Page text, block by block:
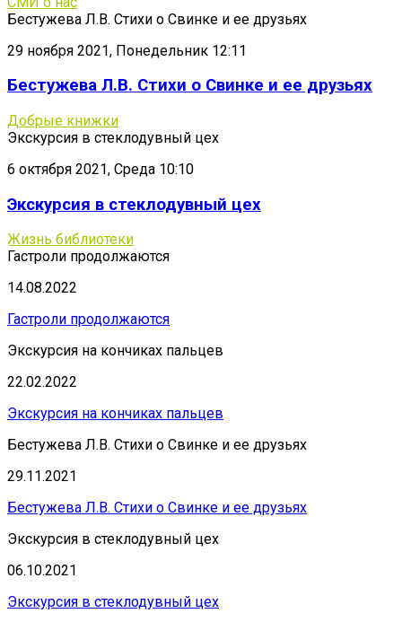
Бестужева Л.В. Стихи о Свинке и ее друзьях
29 ноября 2021, Понедельник 12:11
Бестужева Л.В. Стихи о Свинке и ее друзьях
Добрые книжки
Экскурсия в стеклодувный цех
6 октября 2021, Среда 10:10
Экскурсия в стеклодувный цех
Жизнь библиотеки
Гастроли продолжаются
14.08.2022
Гастроли продолжаются
Экскурсия на кончиках пальцев
22.02.2022
Экскурсия на кончиках пальцев
Бестужева Л.В. Стихи о Свинке и ее друзьях
29.11.2021
Бестужева Л.В. Стихи о Свинке и ее друзьях
Экскурсия в стеклодувный цех
06.10.2021
Экскурсия в стеклодувный цех